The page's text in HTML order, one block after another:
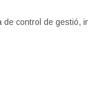
de control de gestió,